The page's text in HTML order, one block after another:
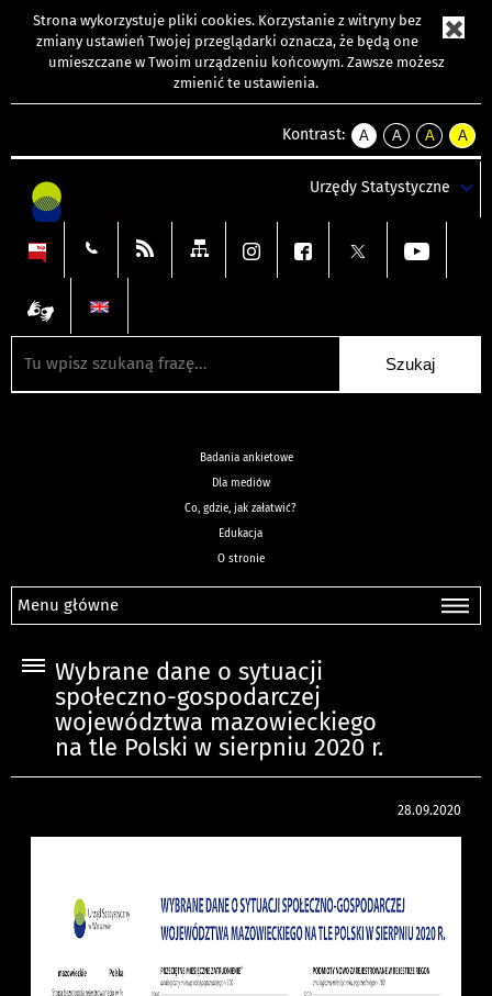
Strona wykorzystuje pliki cookies. Korzystanie z witryny bez
zmiany ustawień Twojej przeglądarki oznacza, że będą one
umieszczane w Twoim urządzeniu końcowym. Zawsze możesz
zmienić te ustawienia.
Kontrast:
A
kontrast
A
kontrast
tekst
czarnym
A
kontrast
tekst
czarnym
A
tekst
żółtym
Urzędy Statystyczne
Badania ankietowe
Dla mediów
Co, gdzie, jak załatwić?
Edukacja
O stronie
Menu główne
Wybrane dane o sytuacji
społeczno-gospodarczej
województwa mazowieckiego
na tle Polski w sierpniu 2020 r.
28.09.2020